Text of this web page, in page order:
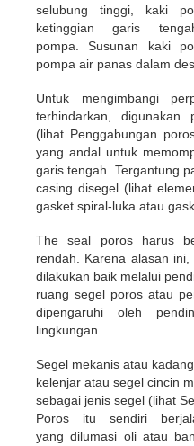
selubung tinggi, kaki
ketinggian garis
pompa. Susunan kaki
pompa air panas dalam
Untuk mengimbangi
terhindarkan, digunakan
(lihat Penggabungan
yang andal untuk
garis tengah. Tergantung
casing disegel (lihat
gasket spiral-luka atau
The seal poros harus
rendah. Karena alasan
dilakukan baik melalui
ruang segel poros atau
dipengaruhi oleh
lingkungan.
Segel mekanis atau
kelenjar atau segel cincin
sebagai jenis segel (lihat
Poros itu sendiri
yang dilumasi oli atau